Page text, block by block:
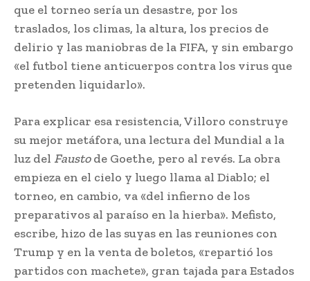
que el torneo sería un desastre, por los
traslados, los climas, la altura, los precios de
delirio y las maniobras de la FIFA, y sin embargo
«el futbol tiene anticuerpos contra los virus que
pretenden liquidarlo».
Para explicar esa resistencia, Villoro construye
su mejor metáfora, una lectura del Mundial a la
luz del Faustode Goethe, pero al revés. La obra
empieza en el cielo y luego llama al Diablo; el
torneo, en cambio, va «del infierno de los
preparativos al paraíso en la hierba». Mefisto,
escribe, hizo de las suyas en las reuniones con
Trump y en la venta de boletos, «repartió los
partidos con machete», gran tajada para Estados